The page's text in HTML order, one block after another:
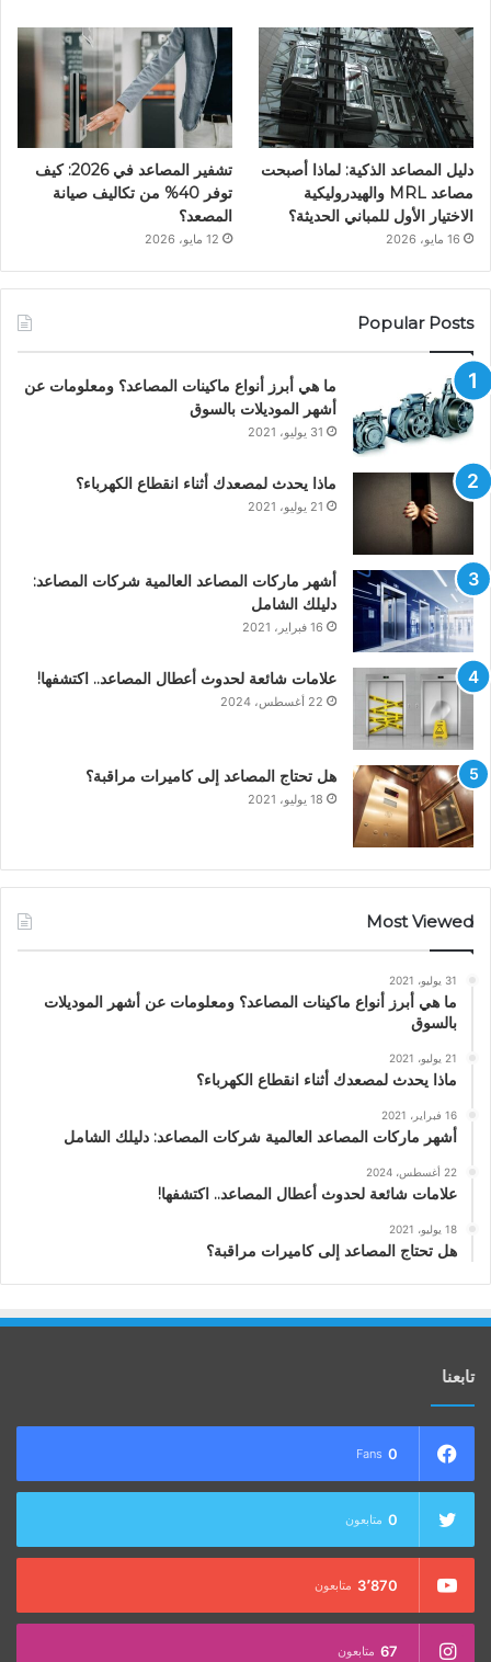
دليل المصاعد الذكية: لماذا أصبحت
مصاعد MRL والهيدروليكية
الاختيار الأول للمباني الحديثة؟
16 مايو، 2026
تشفير المصاعد في 2026: كيف
توفر 40% من تكاليف صيانة
المصعد؟
12 مايو، 2026
Popular Posts
ما هي أبرز أنواع ماكينات المصاعد؟ ومعلومات عن
أشهر الموديلات بالسوق
31 يوليو، 2021
ماذا يحدث لمصعدك أثناء انقطاع الكهرباء؟
21 يوليو، 2021
أشهر ماركات المصاعد العالمية شركات المصاعد:
دليلك الشامل
16 فبراير، 2021
علامات شائعة لحدوث أعطال المصاعد.. اكتشفها!
22 أغسطس، 2024
هل تحتاج المصاعد إلى كاميرات مراقبة؟
18 يوليو، 2021
Most Viewed
31 يوليو، 2021
ما هي أبرز أنواع ماكينات المصاعد؟ ومعلومات عن أشهر الموديلات
بالسوق
21 يوليو، 2021
ماذا يحدث لمصعدك أثناء انقطاع الكهرباء؟
16 فبراير، 2021
أشهر ماركات المصاعد العالمية شركات المصاعد: دليلك الشامل
22 أغسطس، 2024
علامات شائعة لحدوث أعطال المصاعد.. اكتشفها!
18 يوليو، 2021
هل تحتاج المصاعد إلى كاميرات مراقبة؟
تابعنا
0
Fans
0 متابعون
3٬870 متابعون
67 متابعون